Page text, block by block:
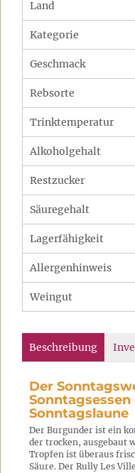
Land
Kategorie
Geschmack
Rebsorte
Trinktemperatur
Alkoholgehalt
Restzucker
Säuregehalt
Lagerfähigkeit
Allergenhinweis
Weingut
Beschreibung
Der
Sonntagslaune
Der Burgunder ist ein
der trocken, ausgebaut
Tropfen ist überaus
Säure. Der Rully Les